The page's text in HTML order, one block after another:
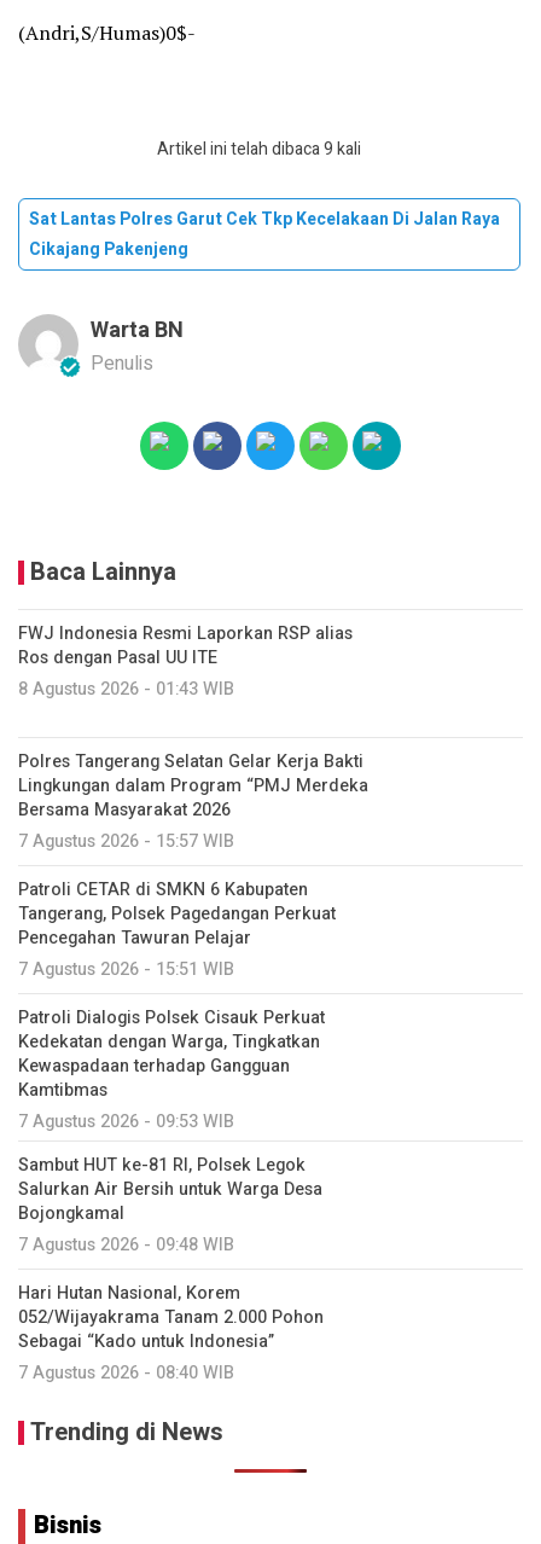
(Andri,S/Humas)0$-
Artikel ini telah dibaca 9 kali
Sat Lantas Polres Garut Cek Tkp Kecelakaan Di Jalan Raya
Cikajang Pakenjeng
Warta BN
Penulis
Baca Lainnya
FWJ Indonesia Resmi Laporkan RSP alias
Ros dengan Pasal UU ITE
8 Agustus 2026 - 01:43 WIB
Polres Tangerang Selatan Gelar Kerja Bakti
Lingkungan dalam Program “PMJ Merdeka
Bersama Masyarakat 2026
7 Agustus 2026 - 15:57 WIB
Patroli CETAR di SMKN 6 Kabupaten
Tangerang, Polsek Pagedangan Perkuat
Pencegahan Tawuran Pelajar
7 Agustus 2026 - 15:51 WIB
Patroli Dialogis Polsek Cisauk Perkuat
Kedekatan dengan Warga, Tingkatkan
Kewaspadaan terhadap Gangguan
Kamtibmas
7 Agustus 2026 - 09:53 WIB
Sambut HUT ke-81 RI, Polsek Legok
Salurkan Air Bersih untuk Warga Desa
Bojongkamal
7 Agustus 2026 - 09:48 WIB
Hari Hutan Nasional, Korem
052/Wijayakrama Tanam 2.000 Pohon
Sebagai “Kado untuk Indonesia”
7 Agustus 2026 - 08:40 WIB
Trending di News
Bisnis